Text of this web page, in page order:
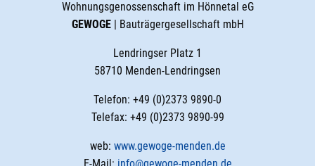
Wohnungsgenossenschaft im Hönnetal eG
GEWOGE| Bauträgergesellschaft mbH
Lendringser Platz 1
58710 Menden-Lendringsen
Telefon: +49 (0)2373 9890-0
Telefax: +49 (0)2373 9890-99
web: www.gewoge-menden.de